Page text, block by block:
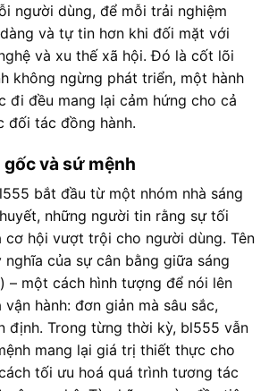
người dùng, để mỗi trải nghiệm
và tự tin hơn khi đối mặt với
và xu thế xã hội. Đó là cốt lõi
không ngừng phát triển, một hành
đi đều mang lại cảm hứng cho cả
đối tác đồng hành.
và sứ mệnh
bắt đầu từ một nhóm nhà sáng
những người tin rằng sự tối
cơ hội vượt trội cho người dùng. Tên
của sự cân bằng giữa sáng
– một cách hình tượng để nói lên
hành: đơn giản mà sâu sắc,
định. Trong từng thời kỳ, bl555 vẫn
mang lại giá trị thiết thực cho
tối ưu hoá quá trình tương tác